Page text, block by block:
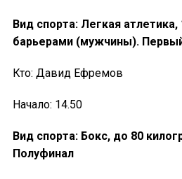
Вид спорта: Легкая
барьерами (мужчины).
Кто: Давид Ефремов
Начало: 14.50
Вид спорта: Бокс, до 80
Полуфинал